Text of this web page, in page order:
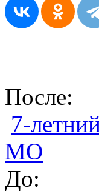
После:
7-
МО
До: